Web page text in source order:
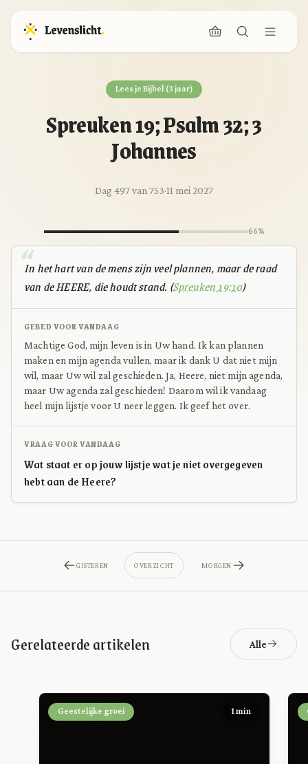
Lees je Bijbel (3 jaar)
Spreuken 19; Psalm 32; 3
Johannes
Dag 497 van 753·11 mei 2027
66%
In het hart van de mens zijn veel plannen, maar de raad
van de HEERE, die houdt stand. (Spreuken 19:10)
GEBED VOOR VANDAAG
Machtige God, mijn leven is in Uw hand. Ik kan plannen
maken en mijn agenda vullen, maar ik dank U dat niet mijn
wil, maar Uw wil zal geschieden. Ja, Heere, niet mijn agenda,
maar Uw agenda zal geschieden! Daarom wil ik vandaag
heel mijn lijstje voor U neer leggen. Ik geef het over.
VRAAG VOOR VANDAAG
Wat staat er op jouw lijstje wat je niet overgegeven
hebt aan de Heere?
GISTEREN OVERZICHT MORGEN
Gerelateerde artikelen Alle
Geestelijke groei 1 min